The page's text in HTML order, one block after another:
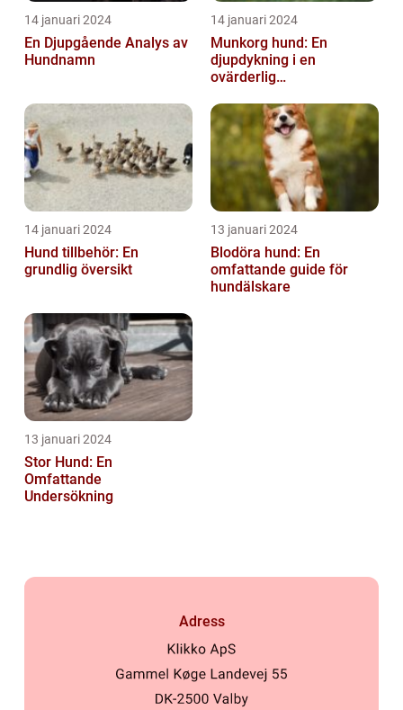
14 januari 2024
En Djupgående Analys av
Hundnamn
14 januari 2024
Munkorg hund: En
djupdykning i en
ovärderlig
14 januari 2024
Hund tillbehör: En
grundlig översikt
13 januari 2024
Blodöra hund: En
omfattande guide för
hundälskare
13 januari 2024
Stor Hund: En
Omfattande
Undersökning
Adress